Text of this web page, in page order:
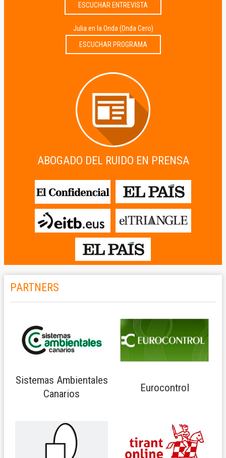
ESCUCHAR ENTREVISTA
Julia en la Onda (Onda Cero)
ESCUCHAR PROGRAMA
ABOGADO DEL RUIDO EN PRENSA
PARTNERS
Sistemas Ambientales
Canarios
Eurocontrol